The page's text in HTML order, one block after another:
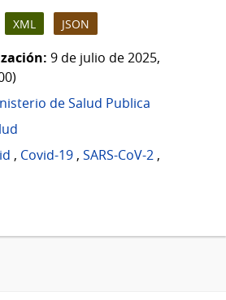
XML JSON
9 de julio de 2025,
de Salud Publica
, Covid-19 , SARS-CoV-2 ,